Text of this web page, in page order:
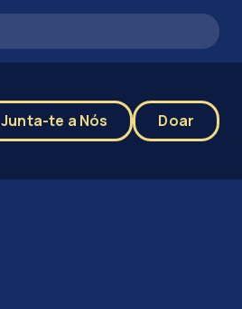
Junta-te a Nós Doar